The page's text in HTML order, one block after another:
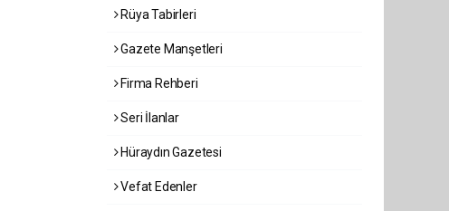
Rüya Tabirleri
Gazete Manşetleri
Firma Rehberi
Seri İlanlar
Hüraydın Gazetesi
Vefat Edenler